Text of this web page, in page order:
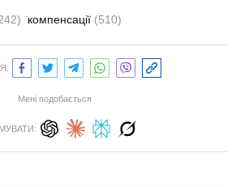
компенсації (510)
Мені подобається